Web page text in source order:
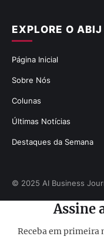
EXPLORE O ABIJ
Página Inicial
Sobre Nós
Colunas
Últimas Notícias
Destaques da Semana
© 2025 AI Business
Assine
Receba em primeira